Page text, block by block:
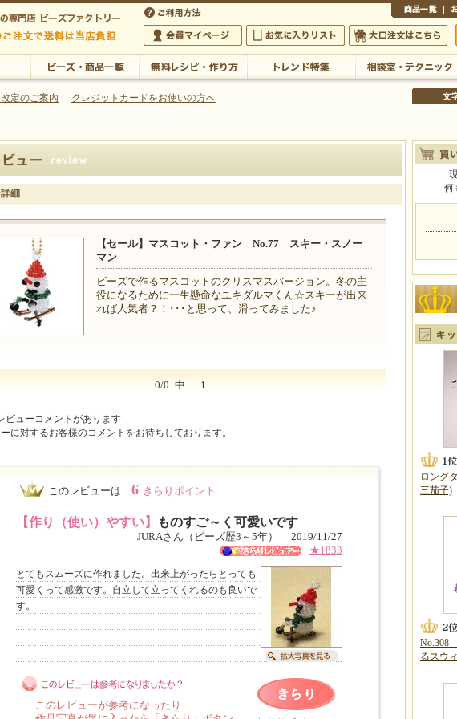
クセサリーの専門店
専門店 ビーズファクトリー 5,000円以上のご注文で送料は当店が負担いたします
5,000円以上のご注文で送料は当店が負担いたします
会員マイページ
お気に入りリスト 大口注文はこちら
定のご案内 クレジットカードをお使いの方へ
細
【セール】マスコット・ファン No.77 スキー・スノー
マン
ビーズで作るマスコットのクリスマスバージョン。冬の主
役になるために一生懸命なユキダルマくん☆スキーが出来
れば人気者？！･･･と思って、滑ってみました♪
0/0 中 1
ビューコメントがあります
に対するお客様のコメントをお待ちしております。
このレビューは... 6 きらりポイント
【作り（使い）やすい】 ものすご～く可愛いです
JURAさん（ビーズ歴3～5年） 2019/11/27
★1833
とてもスムーズに作れました。出来上がったらとっても
可愛くって感激です。自立して立ってくれるのも良いで
す。
このレビューが参考になったり
何
ロング
三茄子)
No.308
るスウ